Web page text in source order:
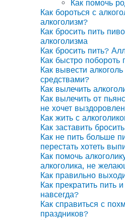
Как помочь
Как бороться с
алкоголизм?
Как бросить пить
алкоголизма
Как бросить пить?
Как быстро побороть
Как вывести
средствами?
Как вылечить
Как вылечить от
не хочет
Как жить с
Как заставить
Как не пить больше
перестать хотеть
Как помочь
алкоголика, не
Как правильно
Как прекратить пить
навсегда?
Как справиться с
праздников?